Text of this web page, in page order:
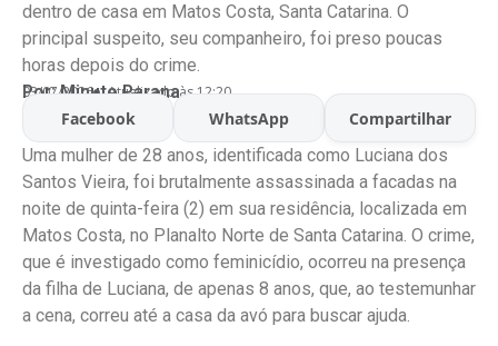
dentro de casa em Matos Costa, Santa Catarina. O
principal suspeito, seu companheiro, foi preso poucas
horas depois do crime.
Por:Minuto Parana
03/07/2026 Atualizado às 12:20
Facebook WhatsApp
Compartilhar
Uma mulher de 28 anos, identificada como Luciana dos
Santos Vieira, foi brutalmente assassinada a facadas na
noite de quinta-feira (2) em sua residência, localizada em
Matos Costa, no Planalto Norte de Santa Catarina. O crime,
que é investigado como feminicídio, ocorreu na presença
da filha de Luciana, de apenas 8 anos, que, ao testemunhar
a cena, correu até a casa da avó para buscar ajuda.